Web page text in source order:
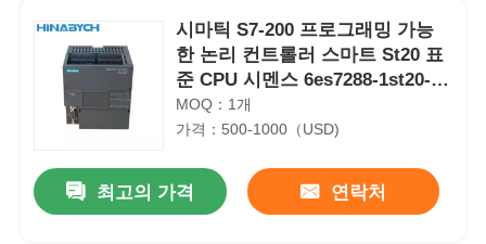
시마틱 S7-200 프로그래밍 가능
한 논리 컨트롤러 스마트 St20 표
준 CPU 시멘스 6es7288-1st20-
0AA1
MOQ：1개
가격：500-1000（USD)
최고의 가격 연락처